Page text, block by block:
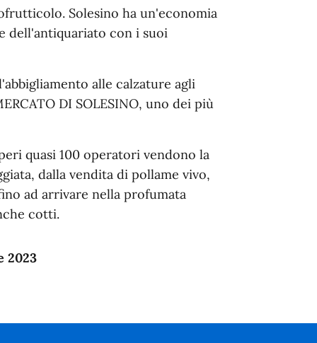
Solesino ha un'economia
dell'antiquariato con i suoi
alle calzature agli
DI SOLESINO, uno dei più
quasi 100 operatori vendono la
dalla vendita di pollame vivo,
ad arrivare nella profumata
cotti.
2023